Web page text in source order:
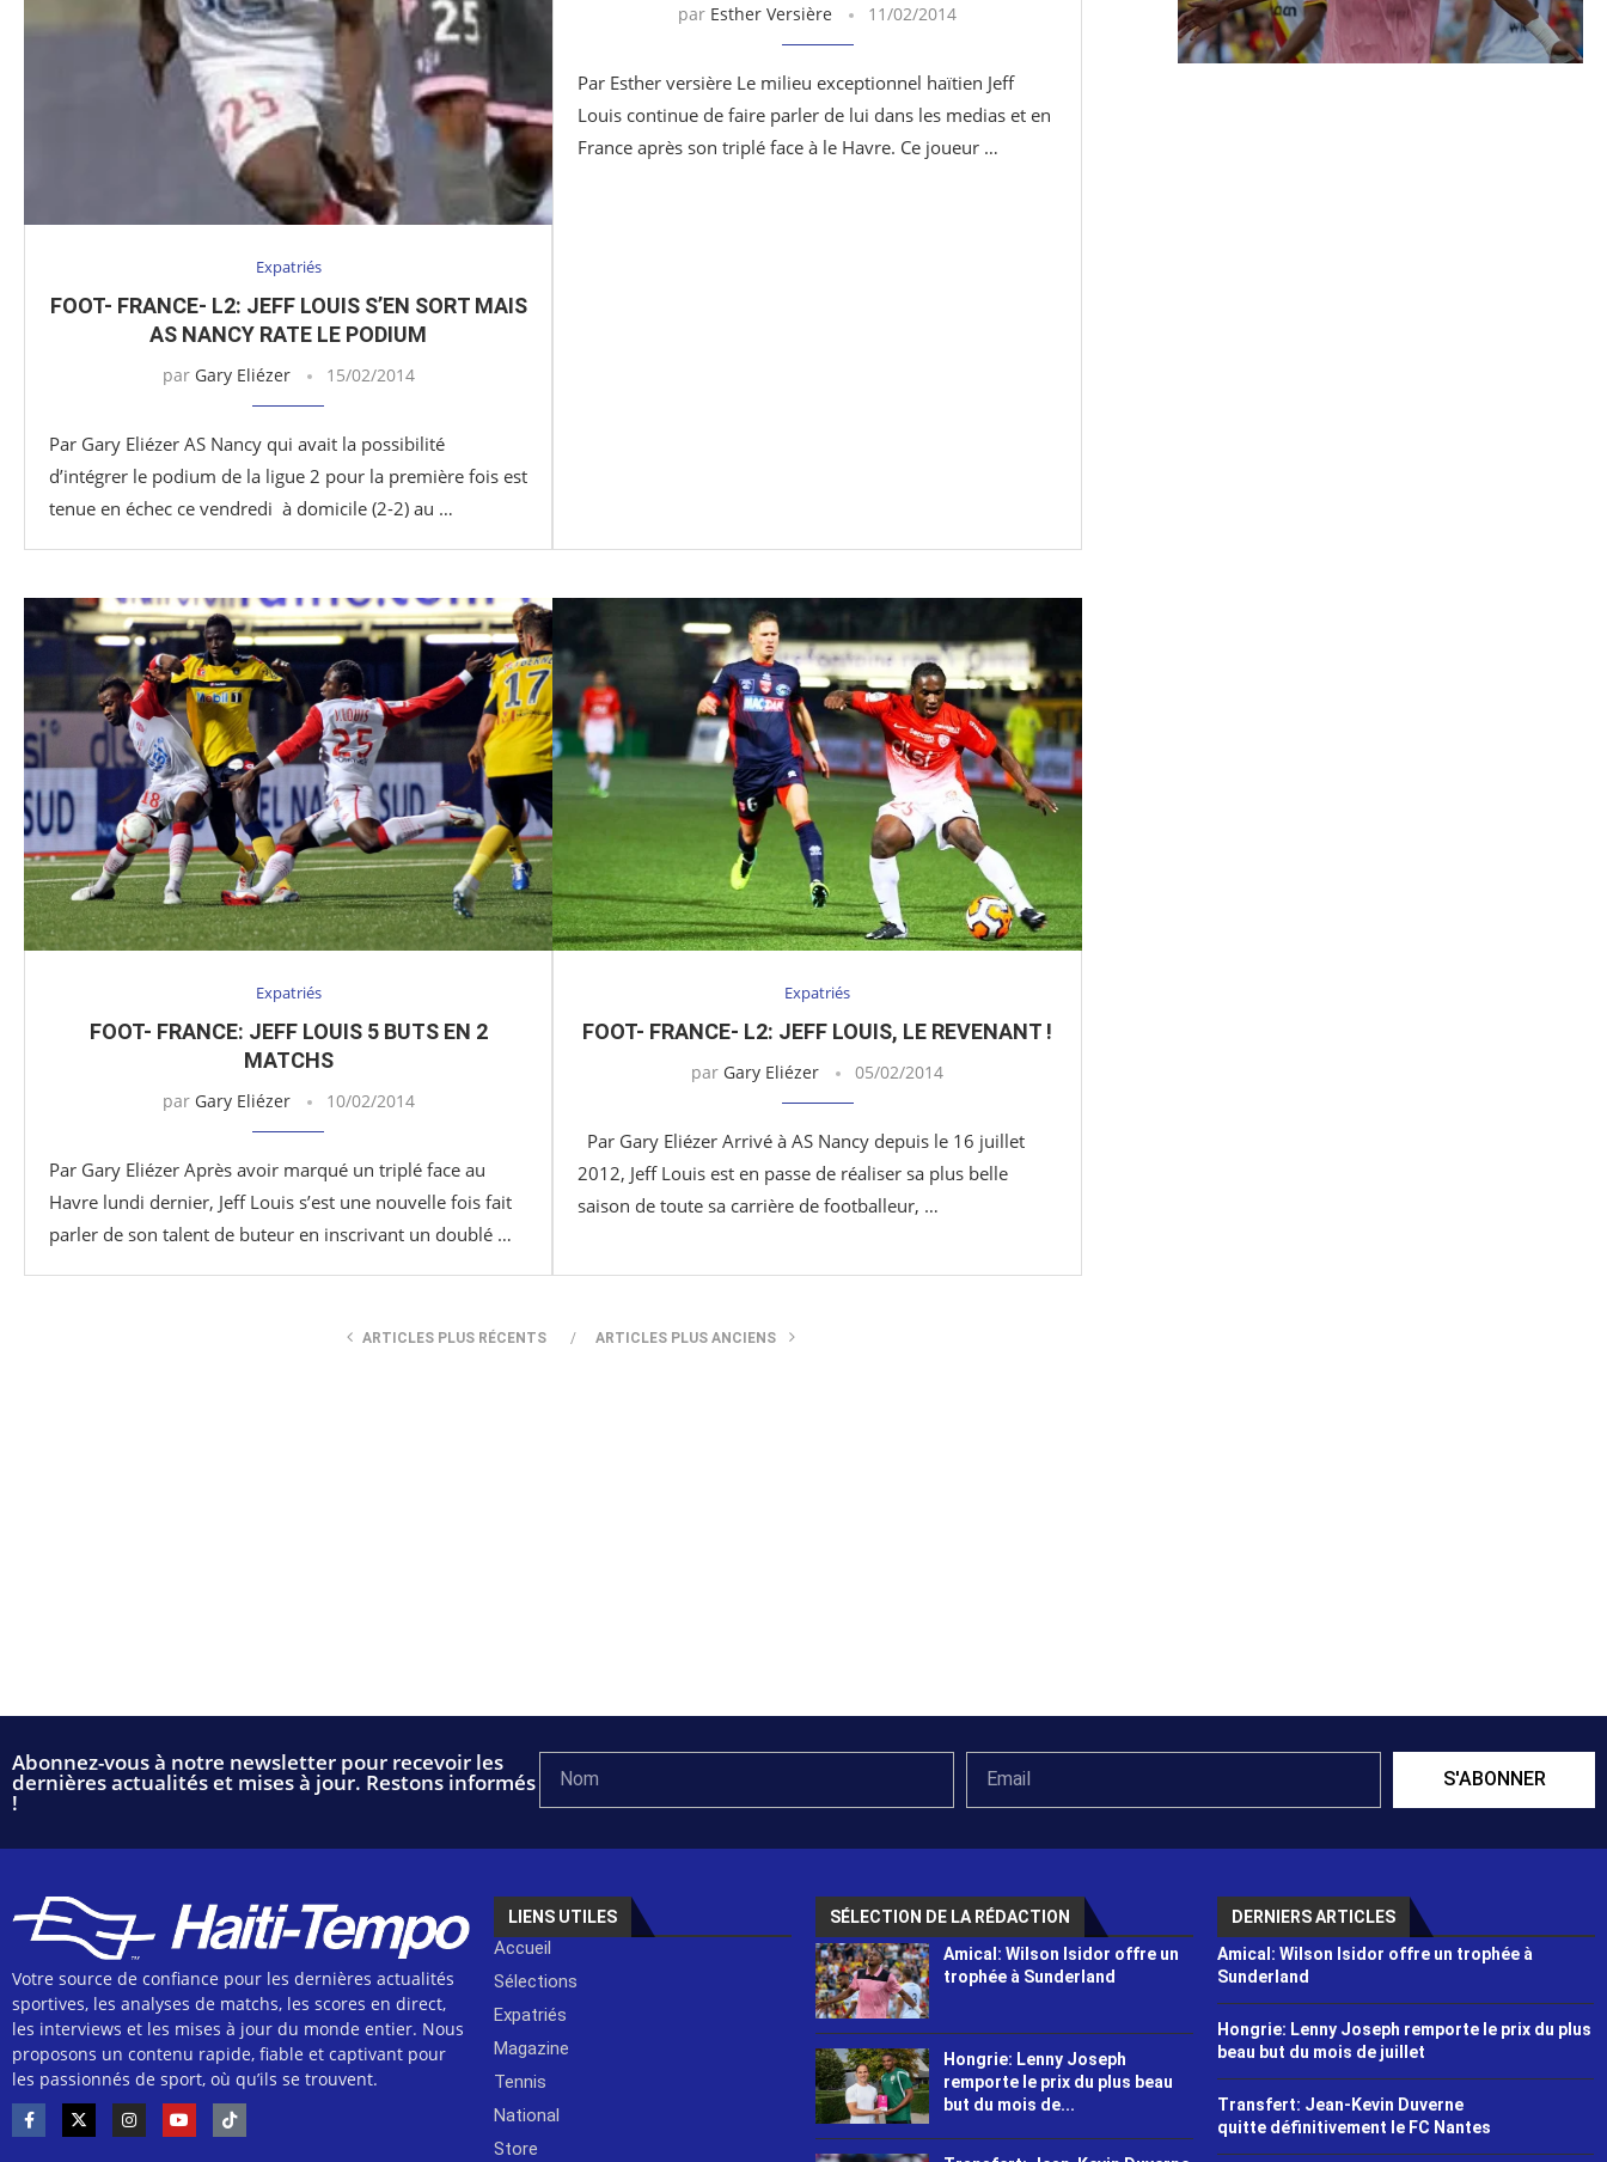
Expatriés
FOOT- FRANCE- L2: JEFF LOUIS S’EN SORT MAIS
AS NANCY RATE LE PODIUM
par Gary Eliézer 15/02/2014
Par Gary Eliézer AS Nancy qui avait la possibilité
d’intégrer le podium de la ligue 2 pour la première fois est
tenue en échec ce vendredi à domicile (2-2) au …
par Esther Versière 11/02/2014
Par Esther versière Le milieu exceptionnel haïtien Jeff
Louis continue de faire parler de lui dans les medias et en
France après son triplé face à le Havre. Ce joueur …
Expatriés
FOOT- FRANCE: JEFF LOUIS 5 BUTS EN 2
MATCHS
par Gary Eliézer 10/02/2014
Par Gary Eliézer Après avoir marqué un triplé face au
Havre lundi dernier, Jeff Louis s’est une nouvelle fois fait
parler de son talent de buteur en inscrivant un doublé …
Expatriés
FOOT- FRANCE- L2: JEFF LOUIS, LE REVENANT !
par Gary Eliézer 05/02/2014
Par Gary Eliézer Arrivé à AS Nancy depuis le 16 juillet
2012, Jeff Louis est en passe de réaliser sa plus belle
saison de toute sa carrière de footballeur, …
ARTICLES PLUS RÉCENTS ARTICLES PLUS ANCIENS
Abonnez-vous à notre newsletter pour recevoir les
dernières actualités et mises à jour. Restons informés
!
S'ABONNER
Votre source de confiance pour les dernières actualités
sportives, les analyses de matchs, les scores en direct,
les interviews et les mises à jour du monde entier. Nous
proposons un contenu rapide, fiable et captivant pour
les passionnés de sport, où qu’ils se trouvent.
LIENS UTILES
Accueil
Sélections
Expatriés
Magazine
Tennis
National
Store
SÉLECTION DE LA RÉDACTION
Amical: Wilson Isidor offre un
trophée à Sunderland
Hongrie: Lenny Joseph
remporte le prix du plus beau
but du mois de...
DERNIERS ARTICLES
Amical: Wilson Isidor offre un trophée à
Sunderland
Hongrie: Lenny Joseph remporte le prix du plus
beau but du mois de juillet
Transfert: Jean-Kevin Duverne
quitte définitivement le FC Nantes